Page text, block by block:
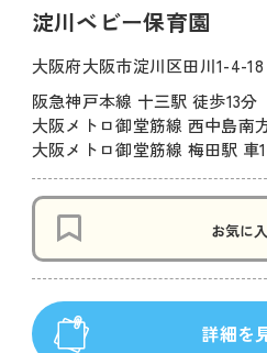
淀川ベビー保育園
大阪府大阪市淀川区田川1-4-18
阪急神戸本線 十三駅 徒歩13分
大阪メトロ御堂筋線 西中島南
大阪メトロ御堂筋線 梅田駅 車
お気に
詳細を